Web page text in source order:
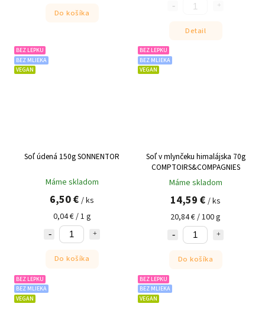
Do košíka
Detail
BEZ LEPKU
BEZ MLIEKA
VEGAN
Soľ údená 150g SONNENTOR
Máme skladom
6,50 € / ks
0,04 € / 1 g
Do košíka
BEZ LEPKU
BEZ MLIEKA
VEGAN
Soľ v mlynčeku himalájska 70g
COMPTOIRS&COMPAGNIES
Máme skladom
14,59 € / ks
20,84 € / 100 g
Do košíka
BEZ LEPKU
BEZ MLIEKA
VEGAN
BEZ LEPKU
BEZ MLIEKA
VEGAN